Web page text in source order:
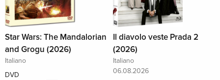
Star Wars: The Mandalorian
and Grogu (2026)
Italiano
DVD
Il diavolo veste Prada 2
(2026)
Italiano
06.08.2026